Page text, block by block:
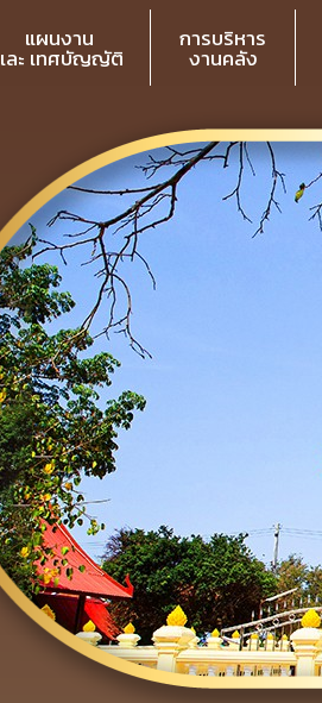
แผนงาน
เละ เทศบัญญัติ
การบริหาร
งานคลัง